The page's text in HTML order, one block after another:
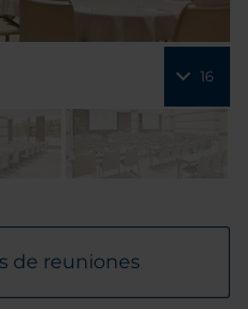
16
de reuniones